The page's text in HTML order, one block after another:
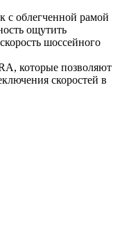
с облегченной рамой
ощутить
шоссейного
которые позволяют
скоростей в